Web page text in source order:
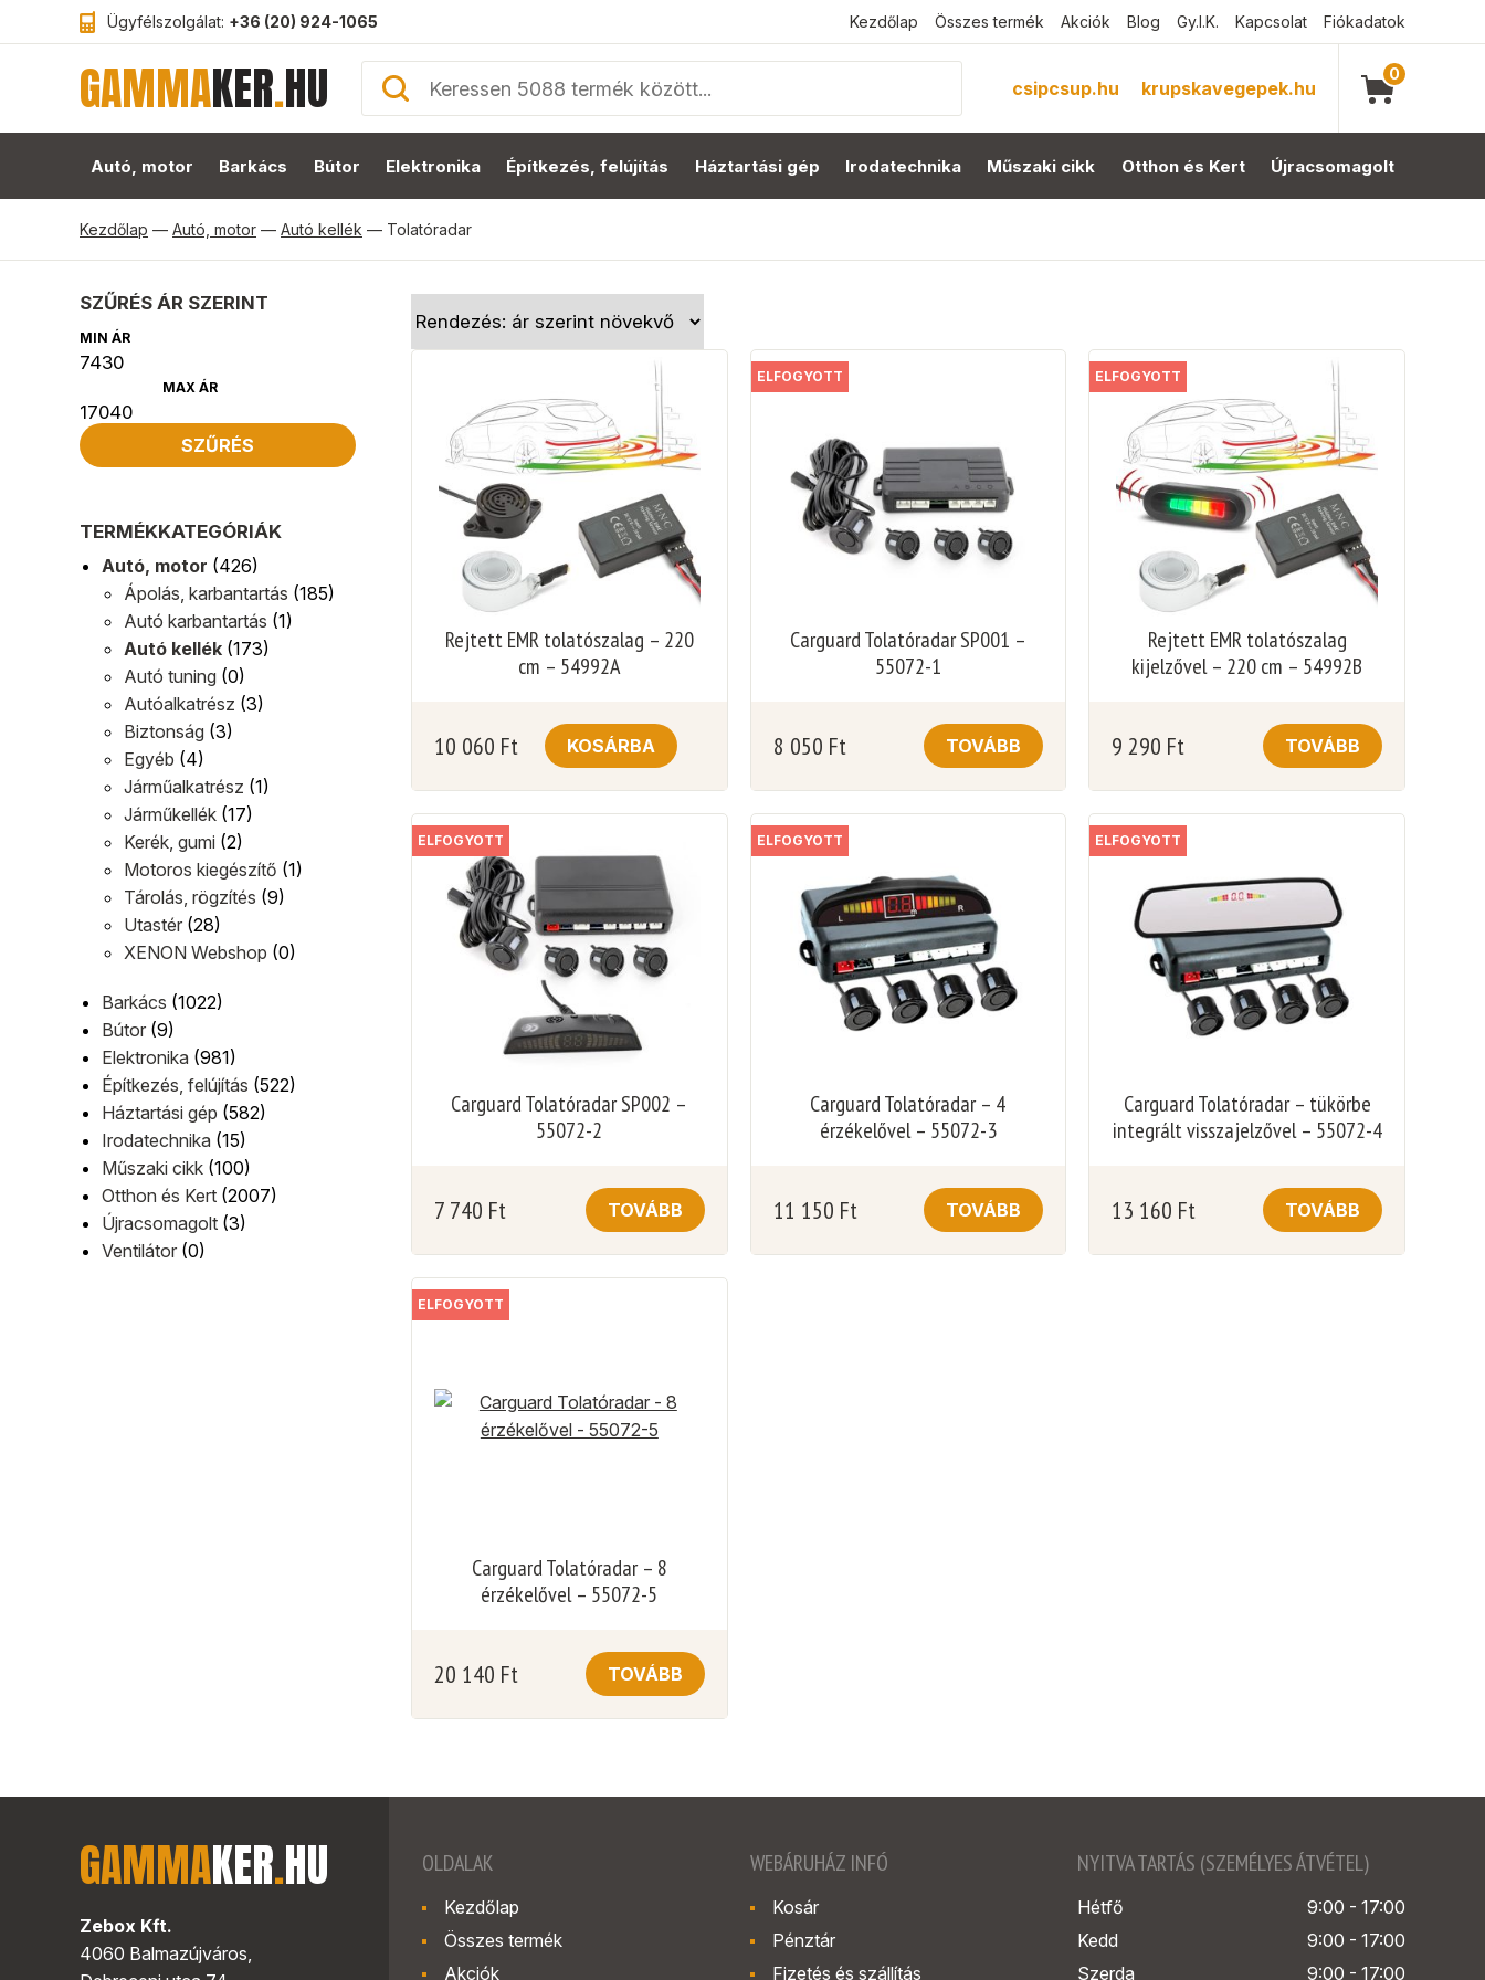
Ügyfélszolgálat: +36 (20) 924-1065 Kezdőlap Összes termék Akciók Blog Gy.I.K. Kapcsolat Fiókadatok
GAMMAKER.HU csipcsup.hu krupskavegepek.hu
0
Autó, motor Barkács Bútor Elektronika Építkezés, felújítás Háztartási gép Irodatechnika Műszaki cikk Otthon és Kert Újracsomagolt
Kezdőlap — Autó, motor — Autó kellék — Tolatóradar
SZŰRÉS ÁR SZERINT
MIN ÁR
MAX ÁR
SZŰRÉS
TERMÉKKATEGÓRIÁK
Autó, motor (426)
Ápolás, karbantartás (185)
Autó karbantartás (1)
Autó kellék (173)
Autó tuning (0)
Autóalkatrész (3)
Biztonság (3)
Egyéb (4)
Járműalkatrész (1)
Járműkellék (17)
Kerék, gumi (2)
Motoros kiegészítő (1)
Tárolás, rögzítés (9)
Utastér (28)
XENON Webshop (0)
Barkács (1022)
Bútor (9)
Elektronika (981)
Építkezés, felújítás (522)
Háztartási gép (582)
Irodatechnika (15)
Műszaki cikk (100)
Otthon és Kert (2007)
Újracsomagolt (3)
Ventilátor (0)
Rejtett EMR tolatószalag – 220
cm – 54992A
10 060 Ft KOSÁRBA
ELFOGYOTT
Carguard Tolatóradar SP001 –
55072-1
8 050 Ft TOVÁBB
ELFOGYOTT
Rejtett EMR tolatószalag
kijelzővel – 220 cm – 54992B
9 290 Ft TOVÁBB
ELFOGYOTT
Carguard Tolatóradar SP002 –
55072-2
7 740 Ft TOVÁBB
ELFOGYOTT
Carguard Tolatóradar – 4
érzékelővel – 55072-3
11 150 Ft TOVÁBB
ELFOGYOTT
Carguard Tolatóradar – tükörbe
integrált visszajelzővel – 55072-4
13 160 Ft TOVÁBB
ELFOGYOTT
Carguard Tolatóradar – 8
érzékelővel – 55072-5
20 140 Ft TOVÁBB
GAMMAKER.HU
Zebox Kft.
4060 Balmazújváros,
OLDALAK
Kezdőlap
Összes termék
Akciók
WEBÁRUHÁZ INFÓ
Kosár
Pénztár
Fizetés és szállítás
NYITVA TARTÁS (SZEMÉLYES ÁTVÉTEL)
Hétfő
9:00 - 17:00
Kedd
9:00 - 17:00
Szerda
9:00 - 17:00